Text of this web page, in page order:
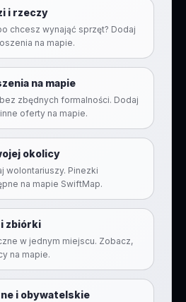
i rzeczy
chcesz wynająć sprzęt? Dodaj
na mapie.
na mapie
zbędnych formalności. Dodaj
oferty na mapie.
okolicy
wolontariuszy. Pinezki
na mapie SwiftMap.
zbiórki
w jednym miejscu. Zobacz,
na mapie.
i obywatelskie